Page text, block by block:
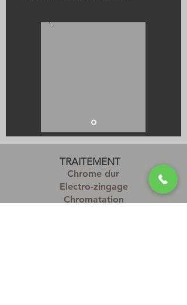
TRAITEMENT
Chrome dur
Electro-zingage
Chromatation